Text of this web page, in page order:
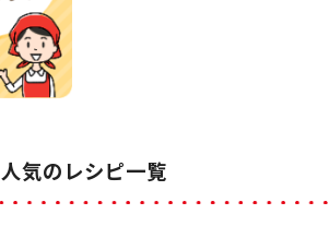
人気のレシピ一覧